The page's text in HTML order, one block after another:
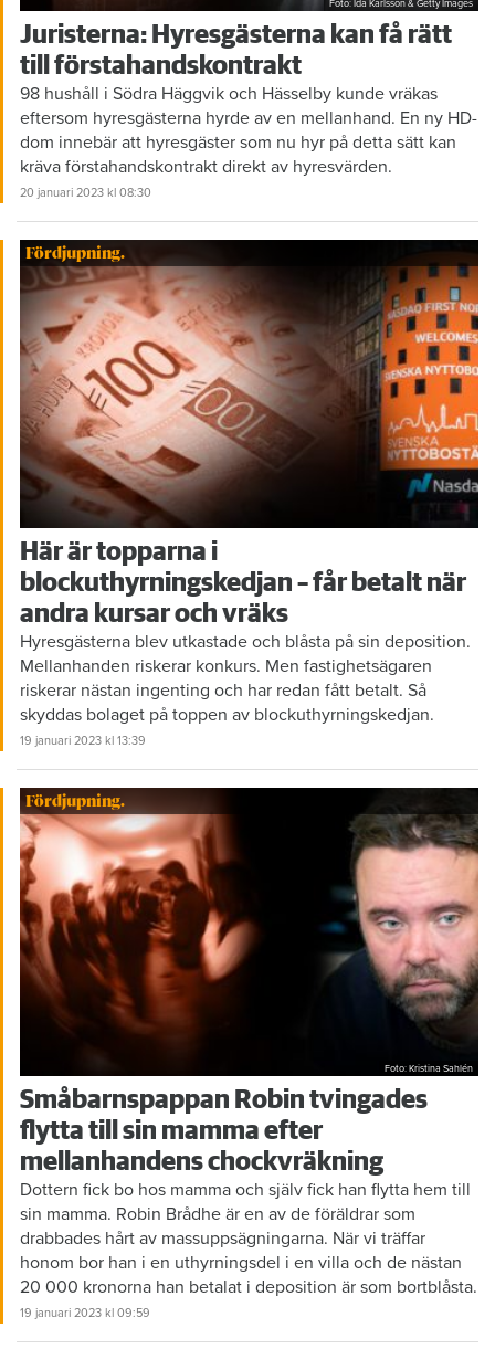
Foto: Ida Karlsson & Getty Images
Juristerna: Hyresgästerna kan få rätt
till förstahandskontrakt
98 hushåll i Södra Häggvik och Hässelby kunde vräkas
eftersom hyresgästerna hyrde av en mellanhand. En ny HD-
dom innebär att hyresgäster som nu hyr på detta sätt kan
kräva förstahandskontrakt direkt av hyresvärden.
20 januari 2023 kl 08:30
Fördjupning.
Här är topparna i
blockuthyrningskedjan – får betalt när
andra kursar och vräks
Hyresgästerna blev utkastade och blåsta på sin deposition.
Mellanhanden riskerar konkurs. Men fastighetsägaren
riskerar nästan ingenting och har redan fått betalt. Så
skyddas bolaget på toppen av blockuthyrningskedjan.
19 januari 2023 kl 13:39
Foto: Kristina Sahlén
Fördjupning.
Småbarnspappan Robin tvingades
flytta till sin mamma efter
mellanhandens chockvräkning
Dottern fick bo hos mamma och själv fick han flytta hem till
sin mamma. Robin Brådhe är en av de föräldrar som
drabbades hårt av massuppsägningarna. När vi träffar
honom bor han i en uthyrningsdel i en villa och de nästan
20 000 kronorna han betalat i deposition är som bortblåsta.
19 januari 2023 kl 09:59